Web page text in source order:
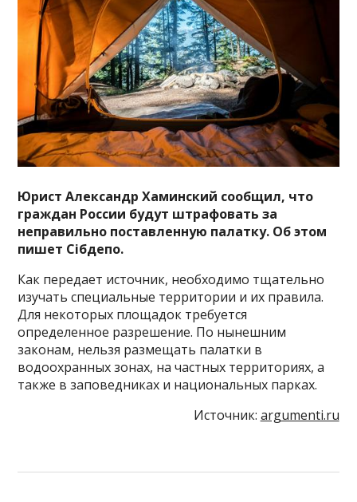
Юрист Александр Хаминский сообщил, что
граждан России будут штрафовать за
неправильно поставленную палатку. Об этом
пишет Сiбдепо.
Как передает источник, необходимо тщательно
изучать специальные территории и их правила.
Для некоторых площадок требуется
определенное разрешение. По нынешним
законам, нельзя размещать палатки в
водоохранных зонах, на частных территориях, а
также в заповедниках и национальных парках.
Источник: argumenti.ru